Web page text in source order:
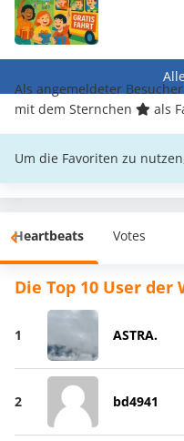
Als angemeldeter
mit dem Sternchen
als
Um die Favoriten zu
Heartbeats Votes
Die Top 10 User der
1 ASTRA.
2 bd4941